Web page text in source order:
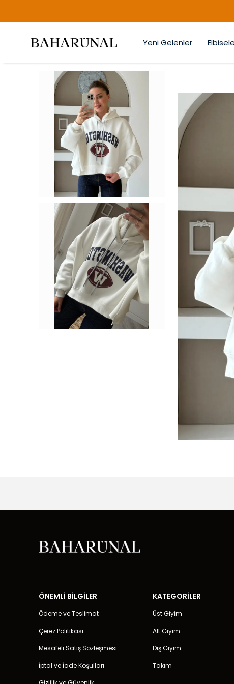
Yeni Gelenler
ÖNEMLİ BİLGİLER
Ödeme ve Teslimat
Çerez Politikası
Mesafeli Satış Sözleşmesi
İptal ve İade Koşulları
KATEGORİLER
Üst Giyim
Alt Giyim
Dış Giyim
Takım